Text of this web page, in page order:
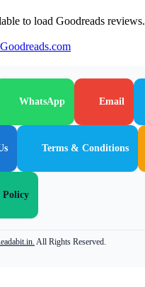
to load Goodreads reviews.
WhatsApp Email
Terms & Conditions
Policy
All Rights Reserved.